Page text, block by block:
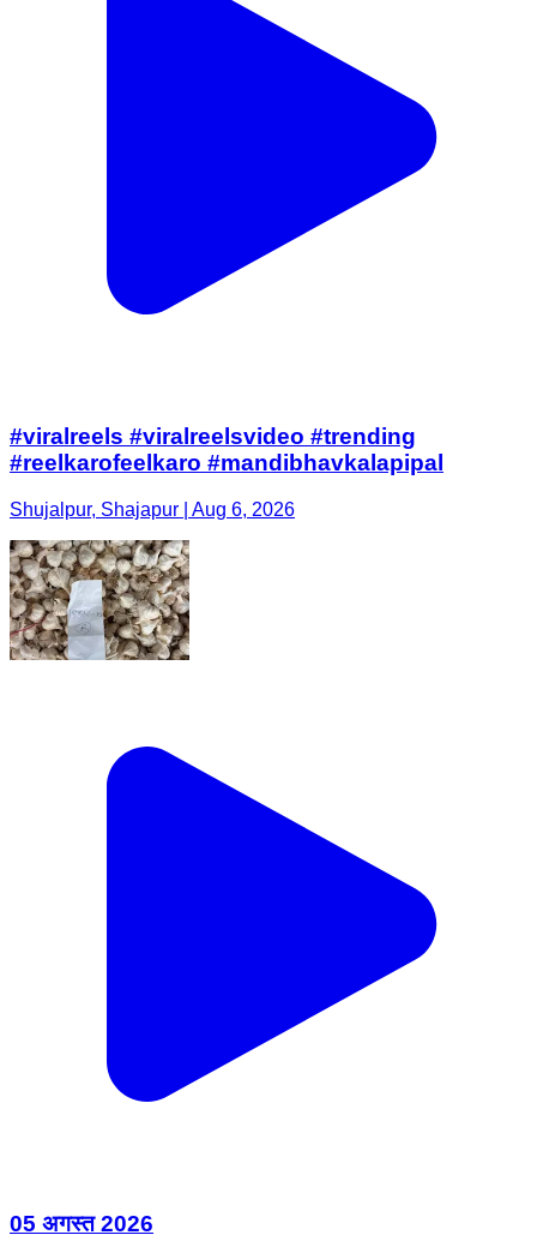
#viralreels #viralreelsvideo #trending
#reelkarofeelkaro #mandibhavkalapipal
Shujalpur, Shajapur | Aug 6, 2026
05 अगस्त 2026